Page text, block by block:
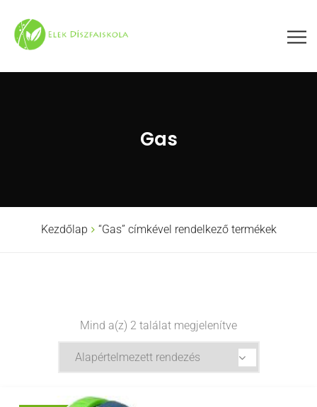
Gas
Kezdőlap “Gas” címkével rendelkező termékek
Mind a(z) 2 találat megjelenítve